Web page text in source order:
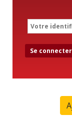
Se connecter